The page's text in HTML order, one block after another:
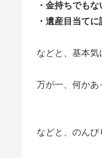
・金持ちでも
・遺産目当て
などと、基本気
万が一、何かあ
などと、のんび